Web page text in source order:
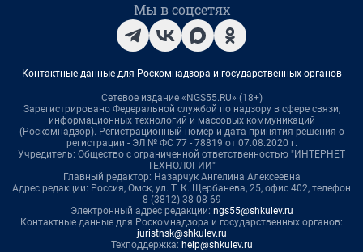
Мы в соцсетях
Контактные данные для Роскомнадзора и государственных органов
Сетевое издание «NGS55.RU» (18+)
Зарегистрировано Федеральной службой по надзору в сфере связи,
информационных технологий и массовых коммуникаций
(Роскомнадзор). Регистрационный номер и дата принятия решения о
регистрации - ЭЛ № ФС 77 - 78819 от 07.08.2020 г.
Учредитель: Общество с ограниченной ответственностью "ИНТЕРНЕТ
ТЕХНОЛОГИИ"
Главный редактор: Назарчук Ангелина Алексеевна
Адрес редакции: Россия, Омск, ул. Т. К. Щербанева, 25, офис 402, телефон
8 (3812) 38-08-69
Электронный адрес редакции: ngs55@shkulev.ru
Контактные данные для Роскомнадзора и государственных органов:
juristnsk@shkulev.ru
Техподдержка: help@shkulev.ru